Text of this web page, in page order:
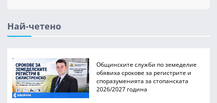
Най-четено
Общинските служби по земеделие
обявиха срокове за регистрите и
споразуменията за стопанската
2026/2027 година